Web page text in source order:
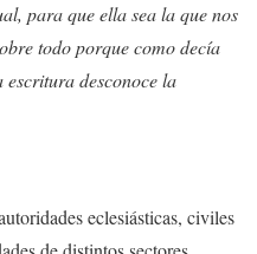
para que ella sea la que nos
todo porque como decía
escritura desconoce la
eclesiásticas, civiles